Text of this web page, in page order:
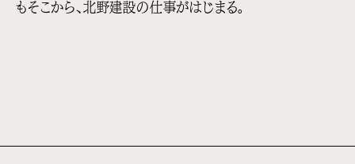
もそこから、北野建設の仕事がはじまる。